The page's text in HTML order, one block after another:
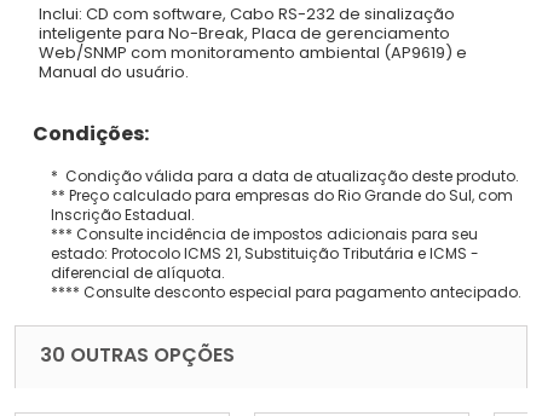
Inclui: CD com software, Cabo RS-232 de sinalização
inteligente para No-Break, Placa de gerenciamento
Web/SNMP com monitoramento ambiental (AP9619) e
Manual do usuário.
Condições:
* Condição válida para a data de atualização deste produto.
** Preço calculado para empresas do Rio Grande do Sul, com
Inscrição Estadual.
*** Consulte incidência de impostos adicionais para seu
estado: Protocolo ICMS 21, Substituição Tributária e ICMS -
diferencial de alíquota.
**** Consulte desconto especial para pagamento antecipado.
30 OUTRAS OPÇÕES